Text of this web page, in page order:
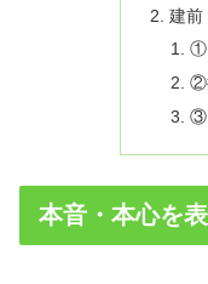
建前
①
②
③
本音・本心を